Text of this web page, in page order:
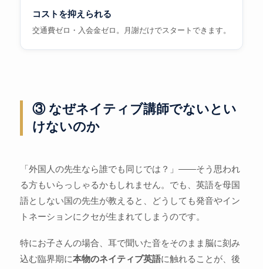
コストを抑えられる
交通費ゼロ・入会金ゼロ。月謝だけでスタートできます。
③ なぜネイティブ講師でないとい
けないのか
「外国人の先生なら誰でも同じでは？」——そう思われ
る方もいらっしゃるかもしれません。でも、英語を母国
語としない国の先生が教えると、どうしても発音やイン
トネーションにクセが生まれてしまうのです。
特にお子さんの場合、耳で聞いた音をそのまま脳に刻み
込む臨界期に本物のネイティブ英語に触れることが、後